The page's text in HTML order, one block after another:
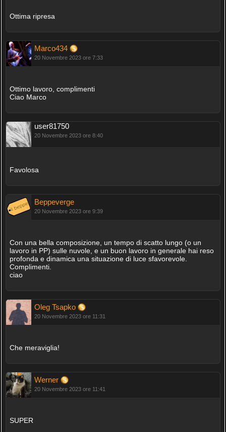
Ottima ripresa
Marco434
20 Novembre 2023 ore 7:33
Ottimo lavoro, complimenti
Ciao Marco
user81750
20 Novembre 2023 ore 8:40
Favolosa
Beppeverge
20 Novembre 2023 ore 9:39
Con una bella composizione, un tempo di scatto lungo (o un
lavoro in PP) sulle nuvole, e un buon lavoro in generale hai reso
profonda e dinamica una situazione di luce sfavorevole.
Complimenti.
ciao
Oleg Tsapko
20 Novembre 2023 ore 11:31
Che meraviglia!
Werner
20 Novembre 2023 ore 11:41
SUPER